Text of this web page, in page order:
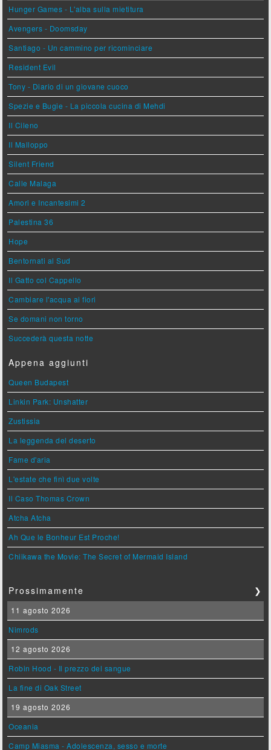
Hunger Games - L'alba sulla mietitura
Avengers - Doomsday
Santiago - Un cammino per ricominciare
Resident Evil
Tony - Diario di un giovane cuoco
Spezie e Bugie - La piccola cucina di Mehdi
Il Cileno
Il Malloppo
Silent Friend
Calle Malaga
Amori e Incantesimi 2
Palestina 36
Hope
Bentornati al Sud
Il Gatto col Cappello
Cambiare l'acqua ai fiori
Se domani non torno
Succederà questa notte
Appena aggiunti
Queen Budapest
Linkin Park: Unshatter
Zustissia
La leggenda del deserto
Fame d'aria
L'estate che finì due volte
Il Caso Thomas Crown
Atcha Atcha
Ah Que le Bonheur Est Proche!
Chiikawa the Movie: The Secret of Mermaid Island
Prossimamente ❯
11 agosto 2026
Nimrods
12 agosto 2026
Robin Hood - Il prezzo del sangue
La fine di Oak Street
19 agosto 2026
Oceania
Camp Miasma - Adolescenza, sesso e morte